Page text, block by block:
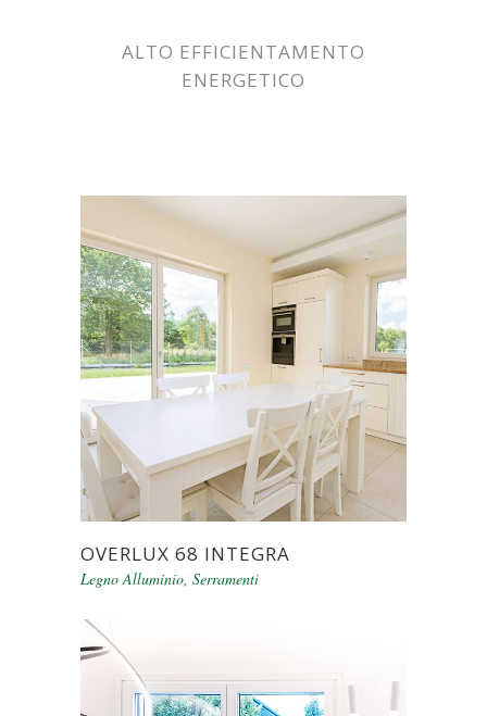
ALTO EFFICIENTAMENTO
ENERGETICO
OVERLUX 68 INTEGRA
Legno Alluminio, Serramenti